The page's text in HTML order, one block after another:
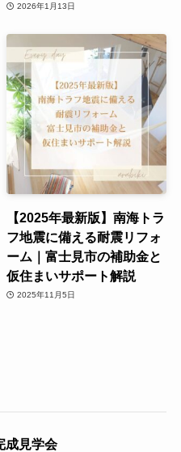
2026年1月13日
【2025年最新版】南海トラ
フ地震に備える耐震リフォ
ーム｜富士見市の補助金と
仮住まいサポート解説
2025年11月5日
成見学会